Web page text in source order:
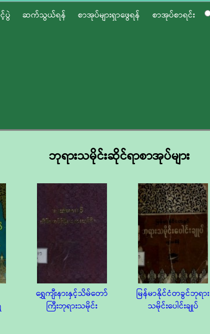
ပွဲ ဆက်သွယ်ရန် စာအုပ်များရှာဖွေရန် စာအုပ်စာရင်း
ဘုရားသမိုင်းဆိုင်ရာစာအုပ်များ
ရွှေကျီးနားနှင့်သိမ်တော်
ကြီးဘုရားသမိုင်း
မြန်မာနိုင်ငံတခွင်ဘုရား
သမိုင်းပေါင်းချုပ်